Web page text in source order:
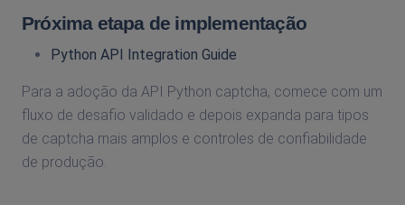
Próxima etapa de implementação
Python API Integration Guide
Para a adoção da API Python captcha, comece com um
fluxo de desafio validado e depois expanda para tipos
de captcha mais amplos e controles de confiabilidade
de produção.